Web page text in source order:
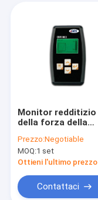
Monitor redditizio
della forza della
di piegatura
industriale del cavo
RZT - 02A
Prezzo:Negotiable
MOQ:1 set
Ottieni l'ultimo prezzo
Contattaci